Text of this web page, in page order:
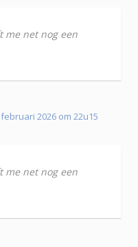
me net nog een
2026 om 22u15
me net nog een